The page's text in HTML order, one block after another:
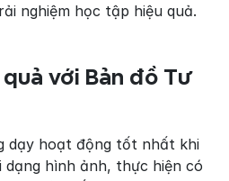
nghiệm học tập hiệu quả.
với Bản đồ Tư
dạy hoạt động tốt nhất khi
dạng hình ảnh, thực hiện có